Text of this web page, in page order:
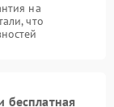
на
что
бесплатная